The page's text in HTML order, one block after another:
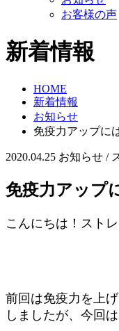
お客様の声
新着情報
HOME
新着情報
お知らせ
免疫力アップに
2020.04.25 お知らせ /
免疫力アップ
こんにちは！スト
前回は免疫力を上
しましたが、今回